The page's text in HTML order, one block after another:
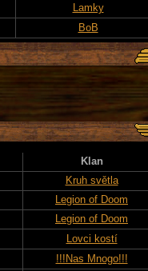
Lamky
BoB
Klan
Kruh světla
Legion of Doom
Legion of Doom
Lovci kostí
!!!Nas Mnogo!!!